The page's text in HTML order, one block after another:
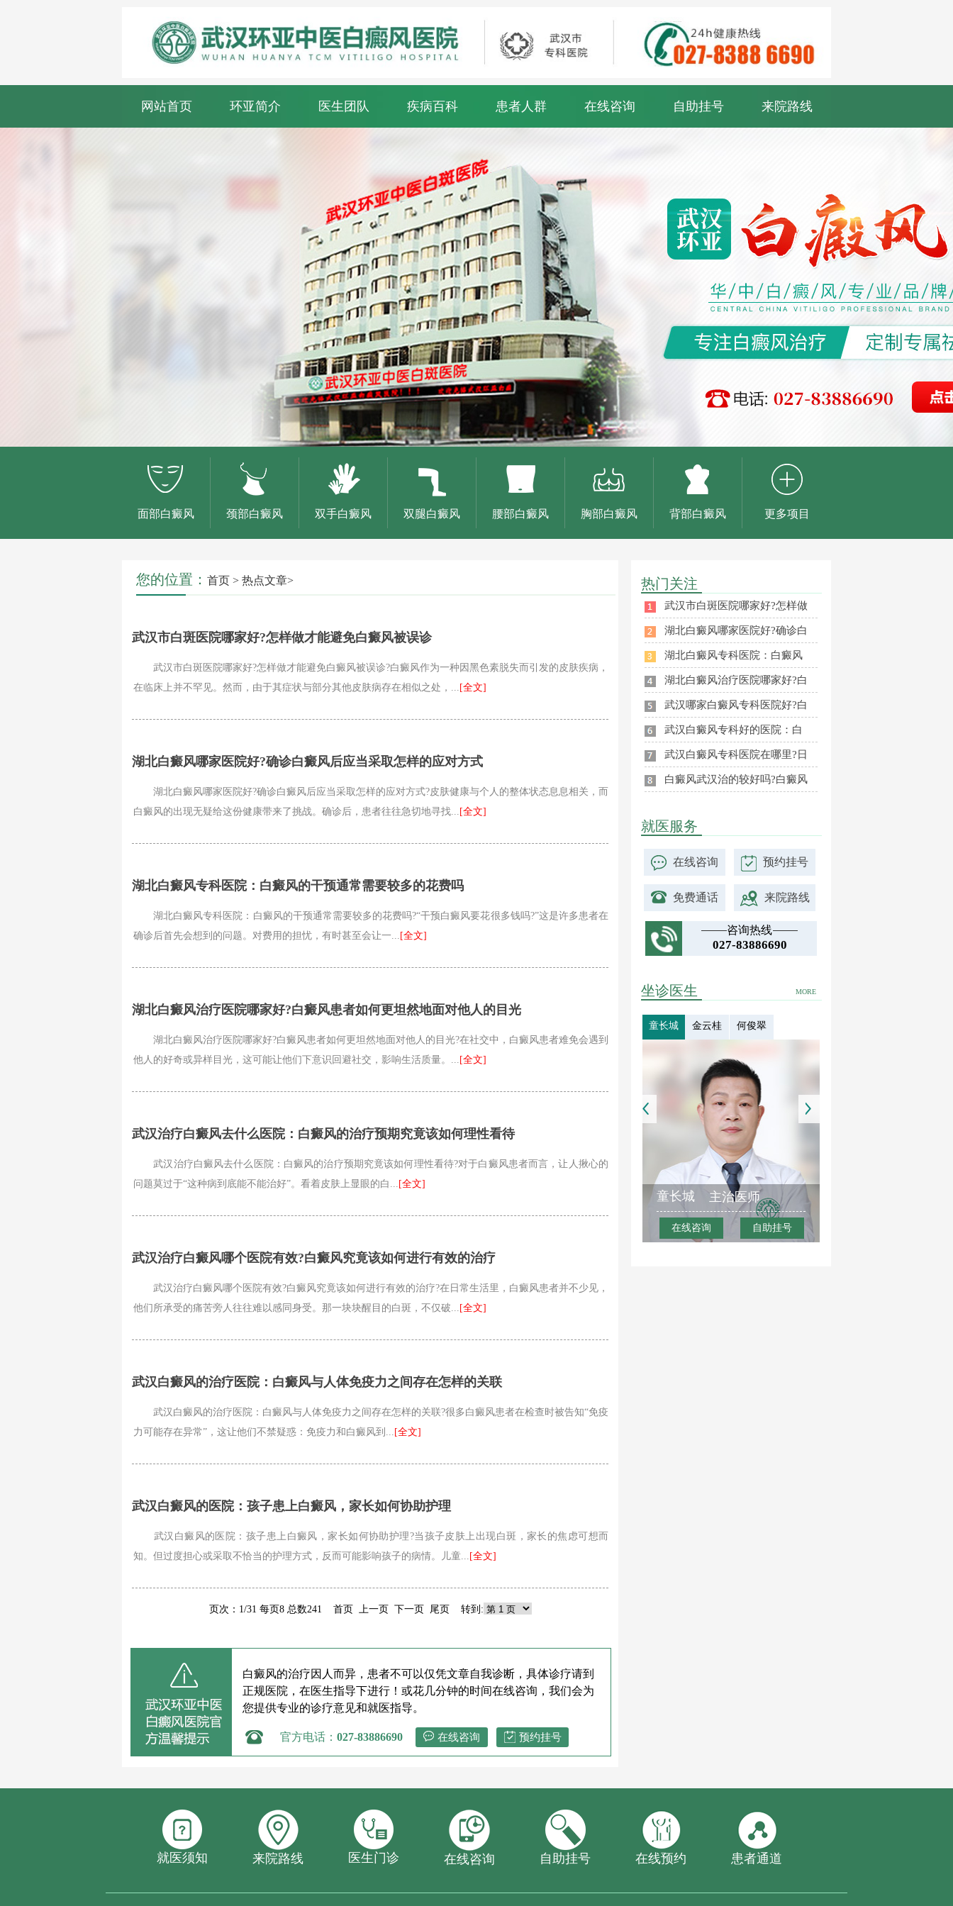
网站首页 环亚简介 医生团队 疾病百科 患者人群 在线咨询 自助挂号 来院路线
面部白癜风 颈部白癜风 双手白癜风 双腿白癜风 腰部白癜风 胸部白癜风 背部白癜风 更多项目
您的位置： 首页 > 热点文章>
武汉市白斑医院哪家好?怎样做才能避免白癜风被误诊
武汉市白斑医院哪家好?怎样做才能避免白癜风被误诊?白癜风作为一种因黑色素脱失而引发的皮肤疾病，
在临床上并不罕见。然而，由于其症状与部分其他皮肤病存在相似之处，... [全文]
湖北白癜风哪家医院好?确诊白癜风后应当采取怎样的应对方式
湖北白癜风哪家医院好?确诊白癜风后应当采取怎样的应对方式?皮肤健康与个人的整体状态息息相关，而
白癜风的出现无疑给这份健康带来了挑战。确诊后，患者往往急切地寻找... [全文]
湖北白癜风专科医院：白癜风的干预通常需要较多的花费吗
湖北白癜风专科医院：白癜风的干预通常需要较多的花费吗?“干预白癜风要花很多钱吗?”这是许多患者在
确诊后首先会想到的问题。对费用的担忧，有时甚至会让一... [全文]
湖北白癜风治疗医院哪家好?白癜风患者如何更坦然地面对他人的目光
湖北白癜风治疗医院哪家好?白癜风患者如何更坦然地面对他人的目光?在社交中，白癜风患者难免会遇到
他人的好奇或异样目光，这可能让他们下意识回避社交，影响生活质量。... [全文]
武汉治疗白癜风去什么医院：白癜风的治疗预期究竟该如何理性看待
武汉治疗白癜风去什么医院：白癜风的治疗预期究竟该如何理性看待?对于白癜风患者而言，让人揪心的
问题莫过于“这种病到底能不能治好”。看着皮肤上显眼的白... [全文]
武汉治疗白癜风哪个医院有效?白癜风究竟该如何进行有效的治疗
武汉治疗白癜风哪个医院有效?白癜风究竟该如何进行有效的治疗?在日常生活里，白癜风患者并不少见，
他们所承受的痛苦旁人往往难以感同身受。那一块块醒目的白斑，不仅破... [全文]
武汉白癜风的治疗医院：白癜风与人体免疫力之间存在怎样的关联
武汉白癜风的治疗医院：白癜风与人体免疫力之间存在怎样的关联?很多白癜风患者在检查时被告知“免疫
力可能存在异常”，这让他们不禁疑惑：免疫力和白癜风到... [全文]
武汉白癜风的医院：孩子患上白癜风，家长如何协助护理
武汉白癜风的医院：孩子患上白癜风，家长如何协助护理?当孩子皮肤上出现白斑，家长的焦虑可想而
知。但过度担心或采取不恰当的护理方式，反而可能影响孩子的病情。儿童... [全文]
页次：1/31 每页8 总数241 首页 上一页 下一页 尾页 转到:
白癜风的治疗因人而异，患者不可以仅凭文章自我诊断，具体诊疗请到
正规医院，在医生指导下进行！或花几分钟的时间在线咨询，我们会为
您提供专业的诊疗意见和就医指导。
官方电话： 027-83886690 在线咨询 预约挂号
热门关注
武汉市白斑医院哪家好?怎样做
湖北白癜风哪家医院好?确诊白
湖北白癜风专科医院：白癜风
湖北白癜风治疗医院哪家好?白
武汉哪家白癜风专科医院好?白
武汉白癜风专科好的医院：白
武汉白癜风专科医院在哪里?日
白癜风武汉治的较好吗?白癜风
就医服务
在线咨询 预约挂号
免费通话 来院路线
咨询热线
027-83886690
MORE
坐诊医生
童长城 金云桂 何俊翠
童长城 主治医师
在线咨询 自助挂号
就医须知 来院路线 医生门诊 在线咨询 自助挂号 在线预约 患者通道